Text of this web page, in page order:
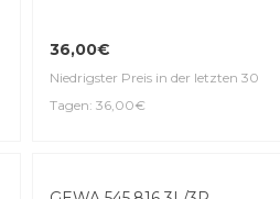
GEWA F&S CLASSICAL